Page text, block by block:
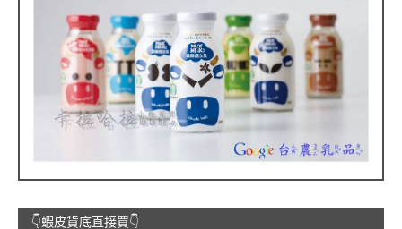
👇蝦皮貨底直接買👇